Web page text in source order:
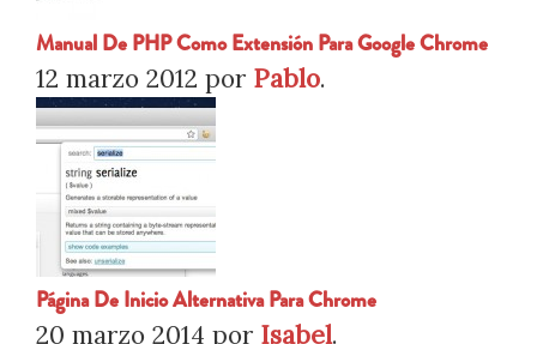
Manual De PHP Como Extensión Para Google Chrome
12 marzo 2012 por Pablo.
Página De Inicio Alternativa Para Chrome
20 marzo 2014 por Isabel.